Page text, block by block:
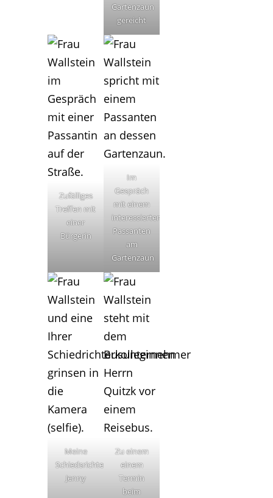
Gartenzaun
gereicht
Zufälliges
Treffen mit
einer
Bürgerin
Im
Gespräch
mit einem
interessierten
Passanten
am
Gartenzaun
Meine
Schiedsrichterkollegin
Jenny
Zu einem
einem
Termin
beim